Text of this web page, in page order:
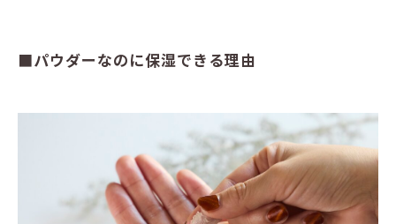
■パウダーなのに保湿できる理由